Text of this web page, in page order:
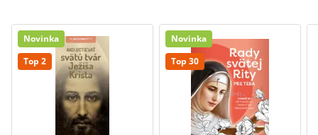
Novinka
Top 2
Novinka
Top 30